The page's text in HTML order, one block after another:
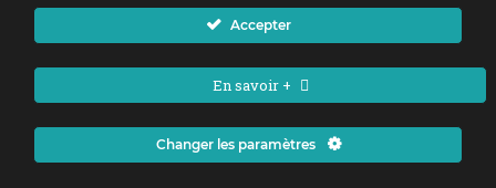
effectué en lien avec les associations Bleu Blanc
Zébre et Ville et Banlieue, le rapport…
Accepter
En savoir +
Changer les paramètres